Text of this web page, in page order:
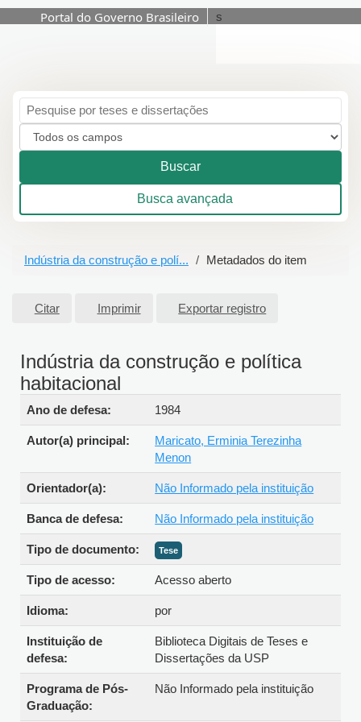
Portal do Governo Brasileiro
s
Buscar
Busca avançada
Indústria da construção e polí... Metadados do item
Citar Imprimir Exportar registro
Indústria da construção e política
habitacional
Detalhes bibliográficos
Ano de defesa: 1984
Autor(a) principal:
Maricato, Erminia Terezinha
Menon
Orientador(a): Não Informado pela instituição
Banca de defesa: Não Informado pela instituição
Tipo de documento: Tese
Tipo de acesso: Acesso aberto
Idioma: por
Instituição de
defesa:
Biblioteca Digitais de Teses e
Dissertações da USP
Programa de Pós-
Graduação:
Não Informado pela instituição